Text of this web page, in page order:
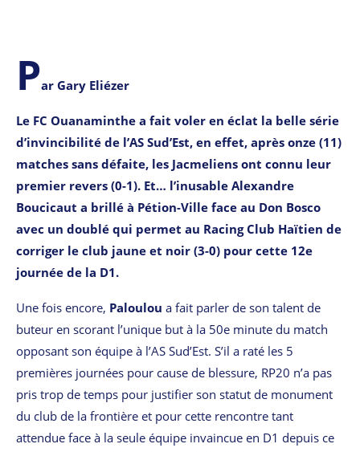
Par Gary Eliézer
Le FC Ouanaminthe a fait voler en éclat la belle série
d’invincibilité de l’AS Sud’Est, en effet, après onze (11)
matches sans défaite, les Jacmeliens ont connu leur
premier revers (0-1). Et… l’inusable Alexandre
Boucicaut a brillé à Pétion-Ville face au Don Bosco
avec un doublé qui permet au Racing Club Haïtien de
corriger le club jaune et noir (3-0) pour cette 12e
journée de la D1.
Une fois encore, Paloulou a fait parler de son talent de
buteur en scorant l’unique but à la 50e minute du match
opposant son équipe à l’AS Sud’Est. S’il a raté les 5
premières journées pour cause de blessure, RP20 n’a pas
pris trop de temps pour justifier son statut de monument
du club de la frontière et pour cette rencontre tant
attendue face à la seule équipe invaincue en D1 depuis ce